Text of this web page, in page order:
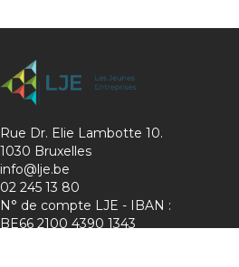
Rue Dr. Elie Lambotte 10.
1030 Bruxelles
info@lje.be
02 245 13 80
N° de compte LJE - IBAN :
BE66 2100 4390 1343